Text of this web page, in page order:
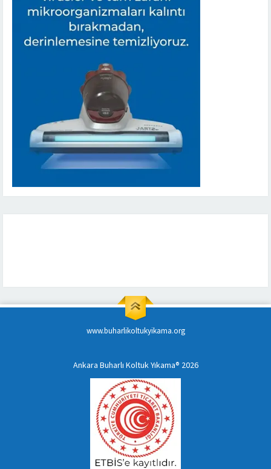
www.buharlikoltukyikama.org
Ankara Buharlı Koltuk Yıkama® 2026